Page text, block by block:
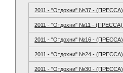
2011 - "Отдохни" №37 - (ПРЕССА)
2011 - "Отдохни" №11 - (ПРЕССА)
2011 - "Отдохни" №16 - (ПРЕССА)
2011 - "Отдохни" №24 - (ПРЕССА)
2011 - "Отдохни" №30 - (ПРЕССА)